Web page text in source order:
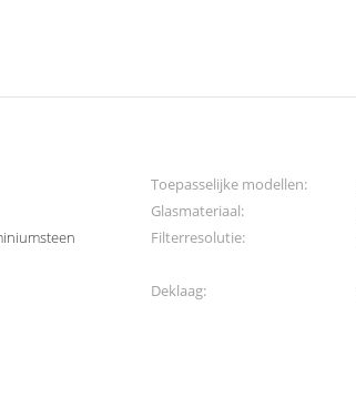
Toepasselijke modellen:
Glasmateriaal:
Filterresolutie:
Deklaag: